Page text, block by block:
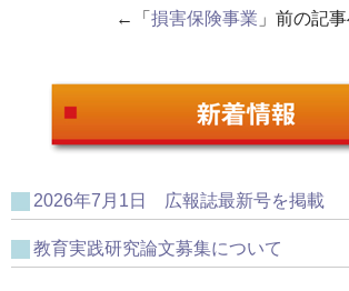
←「 損害保険事業 」前の記
2026年7月1日 広報誌最新号を掲載
教育実践研究論文募集について